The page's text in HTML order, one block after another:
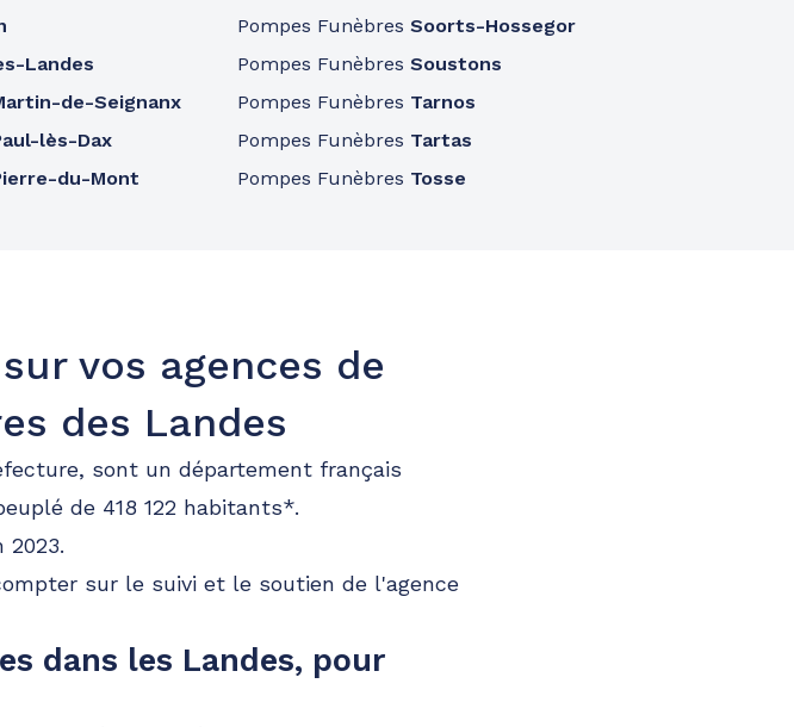
Landes
de-Seignanx
lès-Dax
du-Mont
Pompes FunèbresSoorts-Hossegor
Pompes FunèbresSoustons
Pompes Funèbres Tarnos
Pompes Funèbres Tartas
Pompes Funèbres Tosse
vos agences de
des Landes
sont un département français
de 418 122 habitants*.
2023.
sur le suivi et le soutien de l'agence
dans les Landes, pour